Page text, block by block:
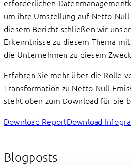
erforderlichen
um ihre Umstellung auf Netto-Null
diesem Bericht schließen wir
Erkenntnisse zu diesem Thema
die Unternehmen zu diesem
Erfahren Sie mehr über die Rolle
Transformation zu Netto-Null-
steht oben zum Download für Sie
Download ReportDownload
Blogposts